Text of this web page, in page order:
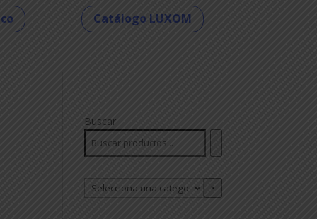
Catálogo LUXOM
Buscar
Selecciona
una